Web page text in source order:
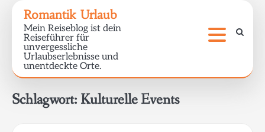
content
Romantik Urlaub
Mein Reiseblog ist dein
Reiseführer für
unvergessliche
Urlaubserlebnisse und
unentdeckte Orte.
Schlagwort: Kulturelle Events